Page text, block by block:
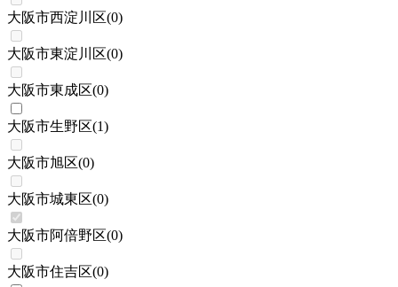
大阪市西淀川区(0)
大阪市東淀川区(0)
大阪市東成区(0)
大阪市生野区(1)
大阪市旭区(0)
大阪市城東区(0)
大阪市阿倍野区(0)
大阪市住吉区(0)